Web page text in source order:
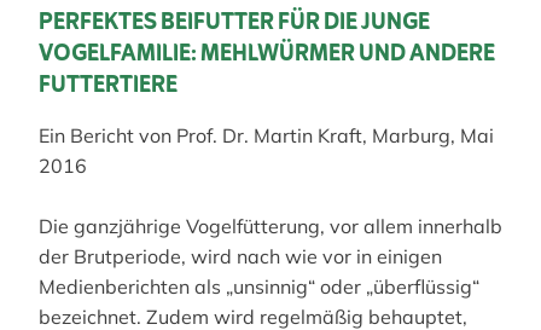
PERFEKTES BEIFUTTER FÜR DIE JUNGE
VOGELFAMILIE: MEHLWÜRMER UND ANDERE
FUTTERTIERE
Ein Bericht von Prof. Dr. Martin Kraft, Marburg, Mai
2016
Die ganzjährige Vogelfütterung, vor allem innerhalb
der Brutperiode, wird nach wie vor in einigen
Medienberichten als „unsinnig“ oder „überflüssig“
bezeichnet. Zudem wird regelmäßig behauptet,